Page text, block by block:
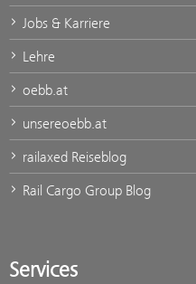
Jobs & Karriere
Lehre
oebb.at
unsereoebb.at
railaxed Reiseblog
Rail Cargo Group Blog
Services